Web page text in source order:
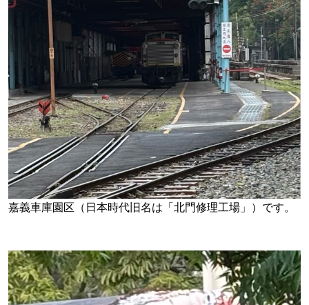
嘉義車庫園区（日本時代旧名は「北門修理工場」）です。